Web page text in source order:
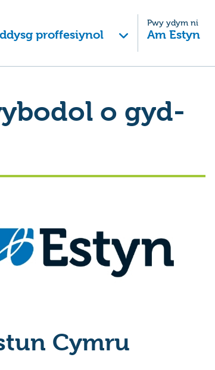
proffesiynol
Pwy ydym ni
Am Estyn
o gyd-
Cymru